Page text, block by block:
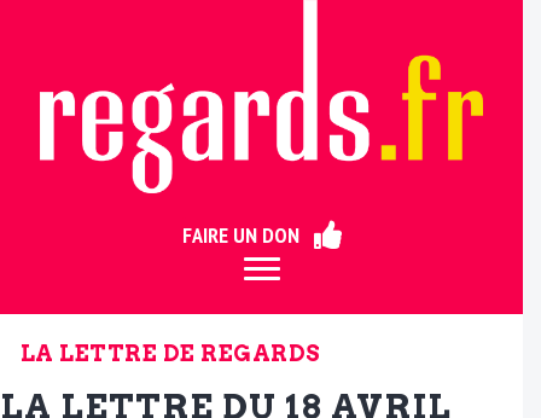
FAIRE UN DON
LA LETTRE DE REGARDS
LA LETTRE DU 18 AVRIL